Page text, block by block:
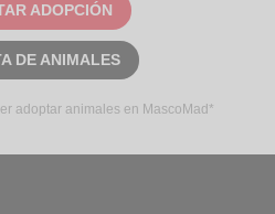
ADOPCIÓN
DE ANIMALES
adoptar animales en MascoMad*